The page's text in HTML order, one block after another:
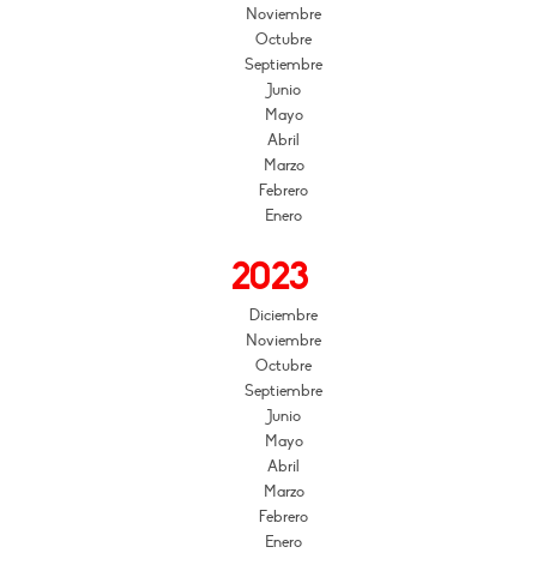
Noviembre
Octubre
Septiembre
Junio
Mayo
Abril
Marzo
Febrero
Enero
2023
Diciembre
Noviembre
Octubre
Septiembre
Junio
Mayo
Abril
Marzo
Febrero
Enero